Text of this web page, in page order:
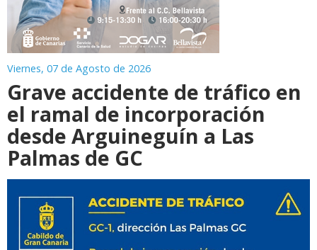
Viernes, 07 de Agosto de 2026
Grave accidente de tráfico en
el ramal de incorporación
desde Arguineguín a Las
Palmas de GC